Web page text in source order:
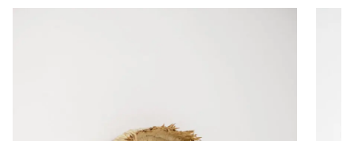
Tiina Kolk. Postimees. 1/9/2023
Joosep Värk. ERR kultuur.